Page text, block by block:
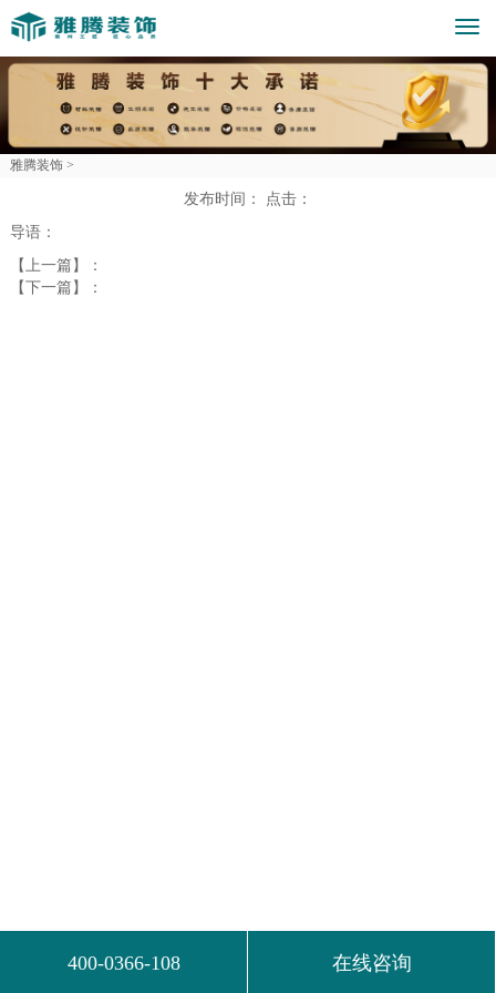
雅腾装饰 >
发布时间：
点击：
导语：
【上一篇】：
【下一篇】：
400-0366-108 在线咨询